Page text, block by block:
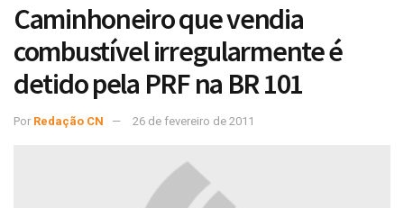
Caminhoneiro que vendia
combustível irregularmente é
detido pela PRF na BR 101
Por Redação CN 26 de fevereiro de 2011